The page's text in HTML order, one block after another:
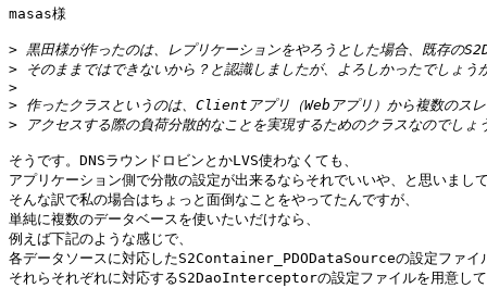
masas様
>
>
>
>
>
そうです。DNSラウンドロビンとかLVS使わなくても、
アプリケーション側で分散の設定が出来るならそれでいいや、と思いまし
そんな訳で私の場合はちょっと面倒なことをやってたんですが、
単純に複数のデータベースを使いたいだけなら、
例えば下記のような感じで、
各データソースに対応したS2Container_PDODataSourceの設定ファイ
それらそれぞれに対応するS2DaoInterceptorの設定ファイルを用意し